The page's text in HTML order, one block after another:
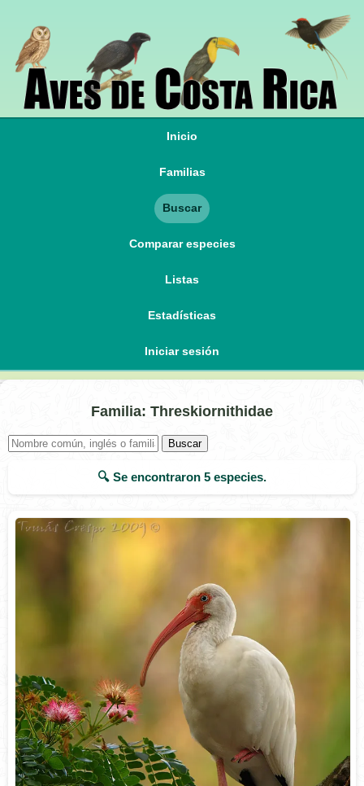
Inicio
Familias
Buscar
Comparar especies
Listas
Estadísticas
Iniciar sesión
Familia: Threskiornithidae
Buscar
🔍 Se encontraron 5 especies.